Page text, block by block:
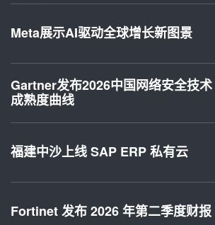
Meta展示AI驱动全球增长新图景
Gartner发布2026中国网络安全技术
成熟度曲线
福建中沙上线 SAP ERP 私有云
Fortinet 发布 2026 年第二季度财报